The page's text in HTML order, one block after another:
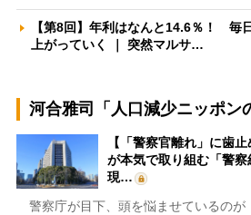
【第8回】年利はなんと14.6％！ 毎
上がっていく ｜ 突然マルサ…
河合雅司「人口減少ニッポン
【「警察官離れ」に歯
が本気で取り組む「警
現…
警察庁が目下、頭を悩ませているのが